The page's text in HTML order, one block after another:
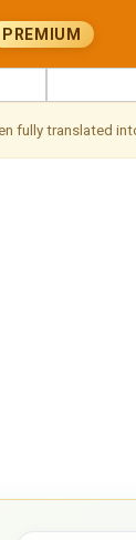
PREMIUM
fully translated